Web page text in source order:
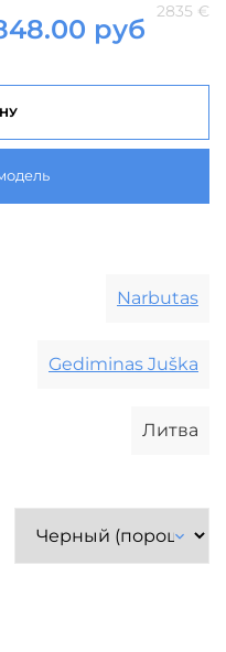
руб
2835 €
Narbutas
Gediminas Juška
Литва